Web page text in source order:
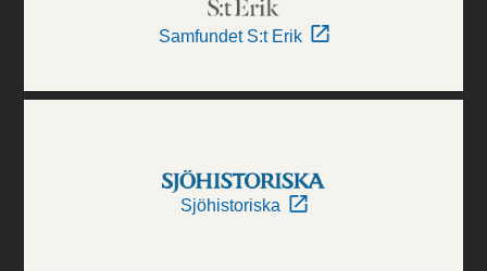
Samfundet S:t Erik
Sjöhistoriska